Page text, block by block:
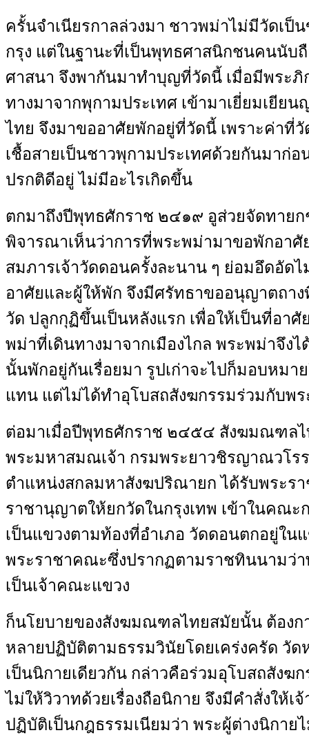
ครั้นจำเนียรกาลล่วงมา ชาวพม่าไม่มีวัดเป็น
กรุง แต่ในฐานะที่เป็นพุทธศาสนิกชนคนนับ
ศาสนา จึงพากันมาทำบุญที่วัดนี้ เมื่อมีพระภิ
ทางมาจากพุกามประเทศ เข้ามาเยี่ยมเยียน
ไทย จึงมาขออาศัยพักอยู่ที่วัดนี้ เพราะค่าที่
เชื้อสายเป็นชาวพุกามประเทศด้วยกันมาก่อ
ปรกติดีอยู่ ไม่มีอะไรเกิดขึ้น
ตกมาถึงปีพุทธศักราช ๒๔๑๙ อูส่วยจัดทาย
พิจารณาเห็นว่าการที่พระพม่ามาขอพักอาศั
สมภารเจ้าวัดดอนครั้งละนาน ๆ ย่อมอึดอัดไ
อาศัยและผู้ให้พัก จึงมีศรัทธาขออนุญาตถา
วัด ปลูกกุฏิขึ้นเป็นหลังแรก เพื่อให้เป็นที่อาศั
พม่าที่เดินทางมาจากเมืองไกล พระพม่าจึง
นั้นพักอยู่กันเรื่อยมา รูปเก่าจะไปก็มอบหมา
แทน แต่ไม่ได้ทำอุโบสถสังฆกรรมร่วมกับพร
ต่อมาเมื่อปีพุทธศักราช ๒๔๕๔ สังฆมณฑลไ
พระมหาสมณเจ้า กรมพระยาวชิรญาณวโรร
ตำแหน่งสกลมหาสังฆปริณายก ได้รับพระร
ราชานุญาตให้ยกวัดในกรุงเทพ เข้าในคณะ
เป็นแขวงตามท้องที่อำเภอ วัดดอนตกอยู่ใน
พระราชาคณะซึ่งปรากฏตามราชทินนามว่
เป็นเจ้าคณะแขวง
ก็นโยบายของสังฆมณฑลไทยสมัยนั้น ต้องก
หลายปฏิบัติตามธรรมวินัยโดยเคร่งครัด วัด
เป็นนิกายเดียวกัน กล่าวคือร่วมอุโบสถสังฆ
ไม่ให้วิวาทด้วยเรื่องถือนิกาย จึงมีคำสั่งให้เ
ปฏิบัติเป็นกฎธรรมเนียมว่า พระผู้ต่างนิกาย